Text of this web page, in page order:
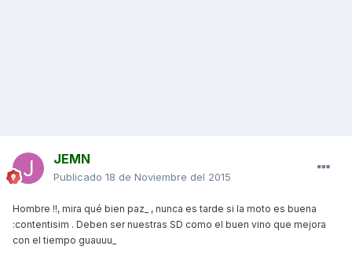
JEMN
Publicado 18 de Noviembre del 2015
Hombre !!, mira qué bien paz_ , nunca es tarde si la moto es buena
:contentisim . Deben ser nuestras SD como el buen vino que mejora
con el tiempo guauuu_